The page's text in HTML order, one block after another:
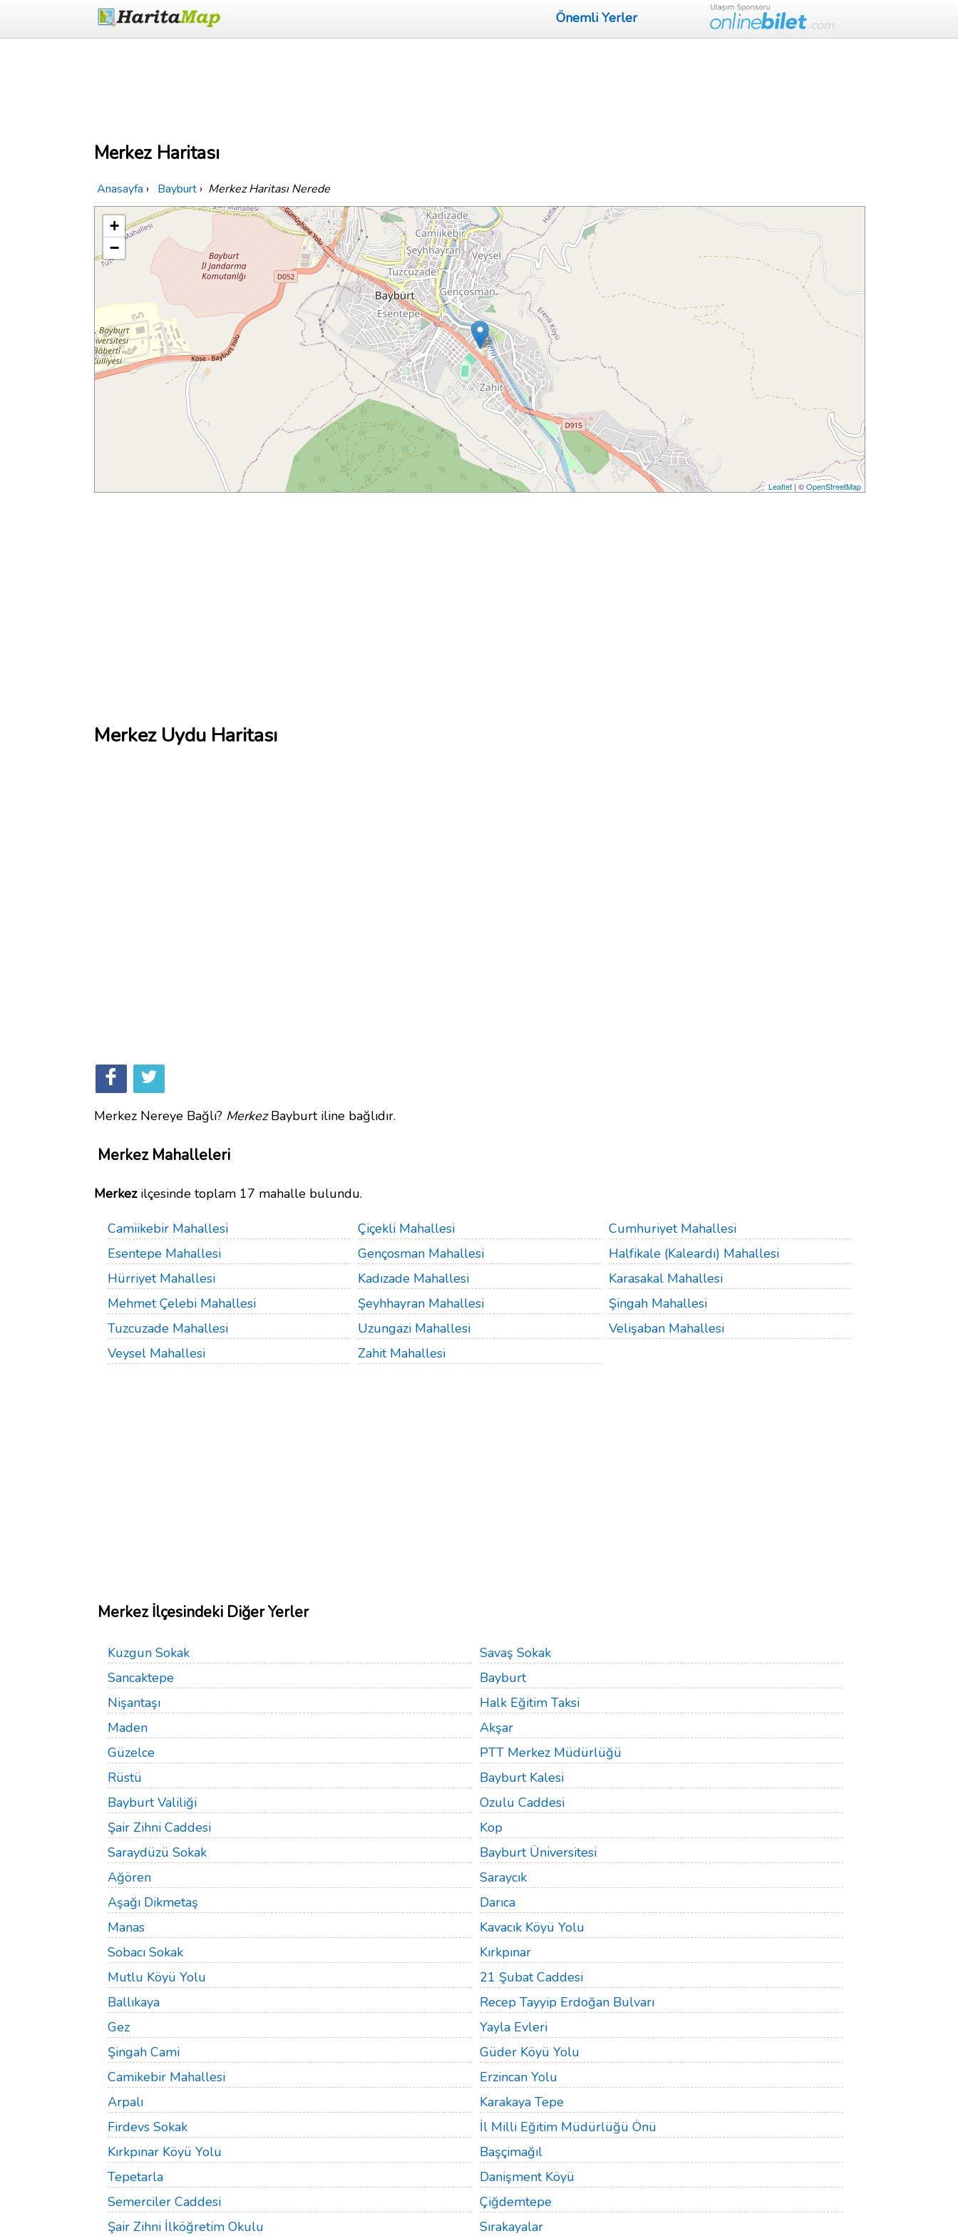
Önemli Yerler
Merkez Haritası
Anasayfa › Bayburt › Merkez Haritası Nerede
+
−
Leaflet | ©OpenStreetMap
Merkez Uydu Haritası
Merkez Nereye Bağlı? MerkezBayburt iline bağlıdır.
Merkez Mahalleleri
Merkezilçesinde toplam 17 mahalle bulundu.
Camiikebir Mahallesi Çiçekli Mahallesi
Cumhuriyet Mahallesi
Esentepe Mahallesi
Gençosman Mahallesi
Halfikale (Kaleardı) Mahallesi
Hürriyet Mahallesi
Kadızade Mahallesi
Karasakal Mahallesi
Mehmet Çelebi Mahallesi
Şeyhhayran Mahallesi
Şingah Mahallesi
Tuzcuzade Mahallesi
Uzungazi Mahallesi
Velişaban Mahallesi
Veysel Mahallesi
Zahit Mahallesi
Merkez İlçesindeki Diğer Yerler
Kuzgun Sokak
Savaş Sokak
Sancaktepe
Bayburt
Nişantaşı
Halk Eğitim Taksi
Maden
Akşar
Güzelce
PTT Merkez Müdürlüğü
Rüstü
Bayburt Kalesi
Bayburt Valiliği
Ozulu Caddesi
Şair Zihni Caddesi
Kop
Saraydüzü Sokak
Bayburt Üniversitesi
Ağören
Saraycık
Aşağı Dikmetaş
Darıca
Manas
Kavacık Köyü Yolu
Sobacı Sokak
Kırkpınar
Mutlu Köyü Yolu
21 Şubat Caddesi
Ballıkaya
Recep Tayyip Erdoğan Bulvarı
Gez
Yayla Evleri
Şingah Cami
Güder Köyü Yolu
Camikebir Mahallesi
Erzincan Yolu
Arpalı
Karakaya Tepe
Firdevs Sokak
İl Milli Eğitim Müdürlüğü Önü
Kırkpınar Köyü Yolu
Başçimağıl
Tepetarla
Danişment Köyü
Semerciler Caddesi
Çiğdemtepe
Şair Zihni İlköğretim Okulu
Sırakayalar